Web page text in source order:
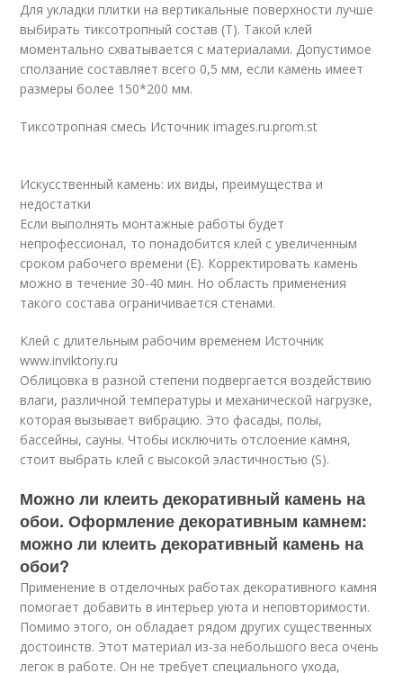
Для укладки плитки на вертикальные поверхности лучше
выбирать тиксотропный состав (Т). Такой клей
моментально схватывается с материалами. Допустимое
сползание составляет всего 0,5 мм, если камень имеет
размеры более 150*200 мм.
Тиксотропная смесь Источник images.ru.prom.st
Искусственный камень: их виды, преимущества и
недостатки
Если выполнять монтажные работы будет
непрофессионал, то понадобится клей с увеличенным
сроком рабочего времени (Е). Корректировать камень
можно в течение 30-40 мин. Но область применения
такого состава ограничивается стенами.
Клей с длительным рабочим временем Источник
www.inviktoriy.ru
Облицовка в разной степени подвергается воздействию
влаги, различной температуры и механической нагрузке,
которая вызывает вибрацию. Это фасады, полы,
бассейны, сауны. Чтобы исключить отслоение камня,
стоит выбрать клей с высокой эластичностью (S).
Можно ли клеить декоративный камень на
обои. Оформление декоративным камнем:
можно ли клеить декоративный камень на
обои?
Применение в отделочных работах декоративного камня
помогает добавить в интерьер уюта и неповторимости.
Помимо этого, он обладает рядом других существенных
достоинств. Этот материал из-за небольшого веса очень
легок в работе. Он не требует специального ухода,